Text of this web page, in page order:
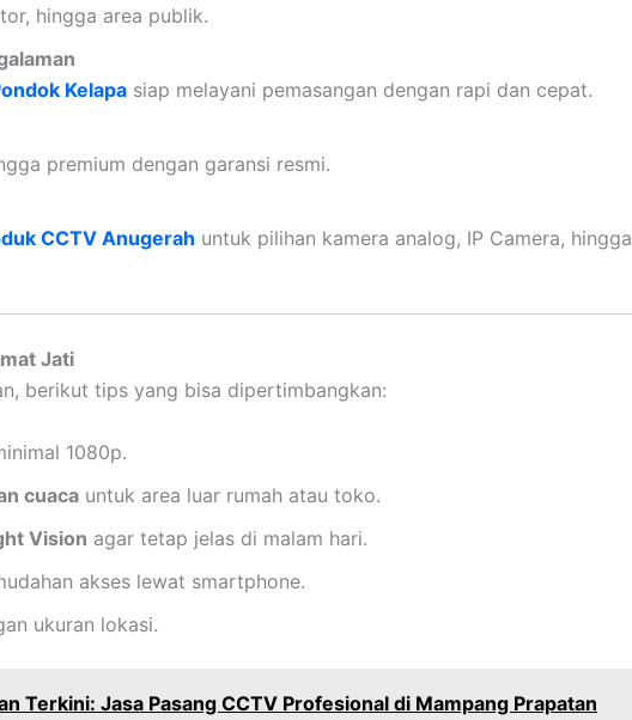
hingga area publik.
Kelapa siap melayani pemasangan dengan rapi dan cepat.
premium dengan garansi resmi.
CCTV Anugerah untuk pilihan kamera analog, IP Camera, hingga
Jati
berikut tips yang bisa dipertimbangkan:
1080p.
cuaca untuk area luar rumah atau toko.
Vision agar tetap jelas di malam hari.
akses lewat smartphone.
ukuran lokasi.
Terkini: Jasa Pasang CCTV Profesional di Mampang Prapatan